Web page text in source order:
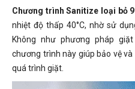
Chương trình Sanitize loại bỏ
nhiệt độ thấp 40°C, nhờ sử
Không như phương pháp
chương trình này giúp bảo vệ
quá trình giặt.